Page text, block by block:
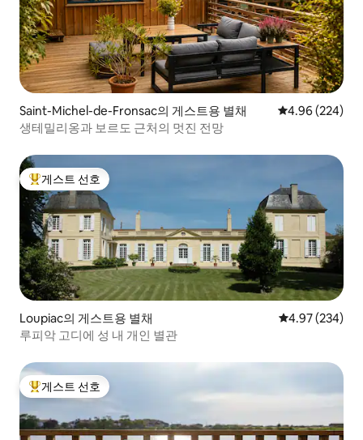
Saint-Michel-de-Fronsac의 게스트용 별채 평점 4.96점(5
4.96 (224)
생테밀리옹과 보르도 근처의 멋진 전망
상위 게스트 선호
게스트 선호
Loupiac의 게스트용 별채 평점 4.97점(5
4.97 (234)
루피악 고디에 성 내 개인 별관
상위 게스트 선호
게스트 선호